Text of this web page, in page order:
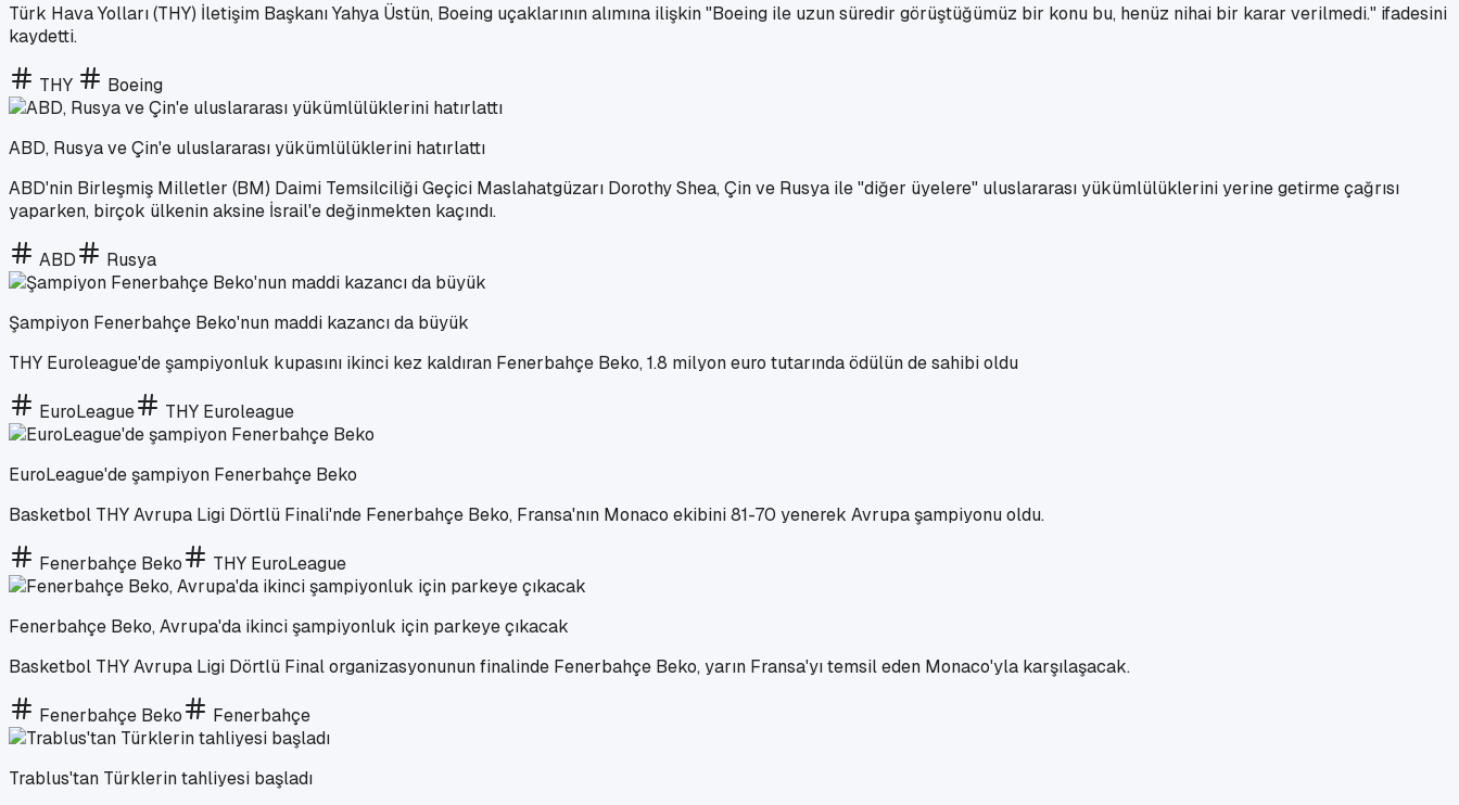
Türk Hava Yolları (THY) İletişim Başkanı Yahya Üstün, Boeing uçaklarının alımına ilişkin "Boeing ile uzun süredir görüştüğümüz bir konu bu, henüz nihai bir karar verilmedi." ifadesini
kaydetti.
THY Boeing
ABD, Rusya ve Çin'e uluslararası yükümlülüklerini hatırlattı
ABD'nin Birleşmiş Milletler (BM) Daimi Temsilciliği Geçici Maslahatgüzarı Dorothy Shea, Çin ve Rusya ile "diğer üyelere" uluslararası yükümlülüklerini yerine getirme çağrısı
yaparken, birçok ülkenin aksine İsrail'e değinmekten kaçındı.
ABD Rusya
Şampiyon Fenerbahçe Beko'nun maddi kazancı da büyük
THY Euroleague'de şampiyonluk kupasını ikinci kez kaldıran Fenerbahçe Beko, 1.8 milyon euro tutarında ödülün de sahibi oldu
EuroLeague THY Euroleague
EuroLeague'de şampiyon Fenerbahçe Beko
Basketbol THY Avrupa Ligi Dörtlü Finali'nde Fenerbahçe Beko, Fransa'nın Monaco ekibini 81-70 yenerek Avrupa şampiyonu oldu.
Fenerbahçe Beko THY EuroLeague
Fenerbahçe Beko, Avrupa'da ikinci şampiyonluk için parkeye çıkacak
Basketbol THY Avrupa Ligi Dörtlü Final organizasyonunun finalinde Fenerbahçe Beko, yarın Fransa'yı temsil eden Monaco'yla karşılaşacak.
Fenerbahçe Beko Fenerbahçe
Trablus'tan Türklerin tahliyesi başladı